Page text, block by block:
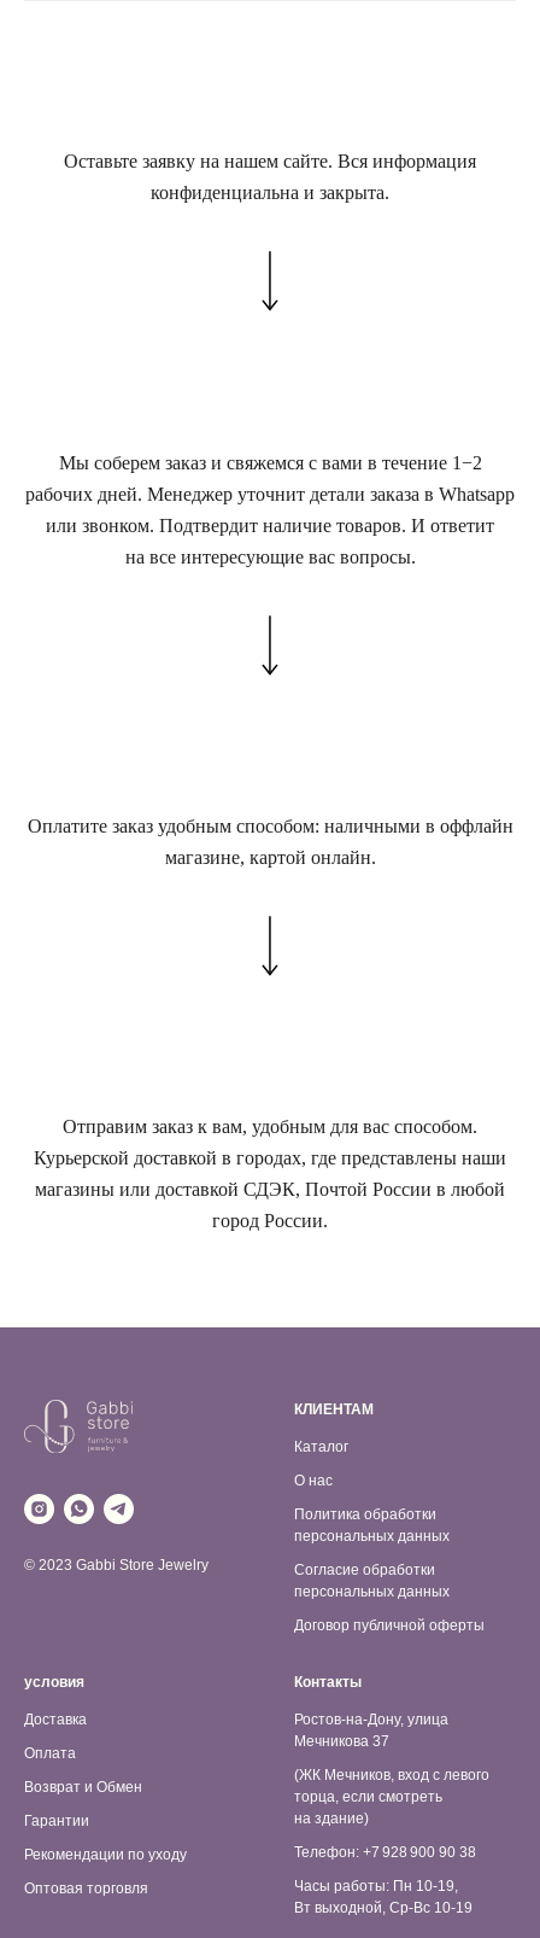
Оставьте заявку на нашем сайте. Вся информация
конфиденциальна и закрыта.
Мы соберем заказ и свяжемся с вами в течение 1−2
рабочих дней. Менеджер уточнит детали заказа в Whatsapp
или звонком. Подтвердит наличие товаров. И ответит
на все интересующие вас вопросы.
Оплатите заказ удобным способом: наличными в оффлайн
магазине, картой онлайн.
Отправим заказ к вам, удобным для вас способом.
Курьерской доставкой в городах, где представлены наши
магазины или доставкой СДЭК, Почтой России в любой
город России.
© 2023 Gabbi Store Jewelry
КЛИЕНТАМ
Каталог
О нас
Политика обработки
персональных данных
Согласие обработки
персональных данных
Договор публичной оферты
условия
Доставка
Оплата
Возврат и Обмен
Гарантии
Рекомендации по уходу
Оптовая торговля
Контакты
Ростов-на-Дону, улица
Мечникова 37
(ЖК Мечников, вход с левого
торца, если смотреть
на здание)
Телефон: +7 928 900 90 38
Часы работы: Пн 10-19,
Вт выходной, Ср-Вс 10-19